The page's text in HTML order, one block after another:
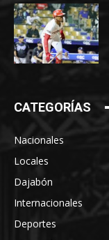
CATEGORÍAS
Nacionales
Locales
Dajabón
Internacionales
Deportes